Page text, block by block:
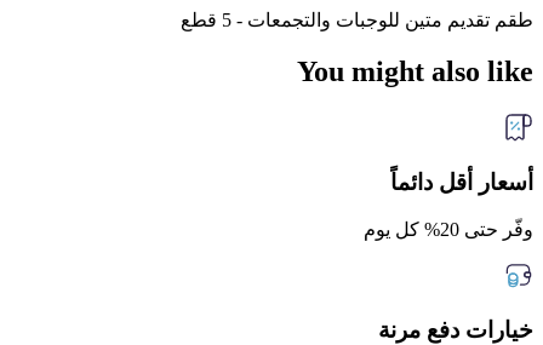
طقم تقديم متين للوجبات والتجمعات - 5 قطع
You might also like
أسعار أقل دائماً
وفّر حتى 20% كل يوم
خيارات دفع مرنة